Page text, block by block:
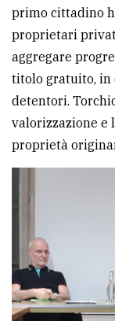
primo cittadino
proprietari
aggregare
titolo gratuito, in
detentori.
valorizzazione e
proprietà